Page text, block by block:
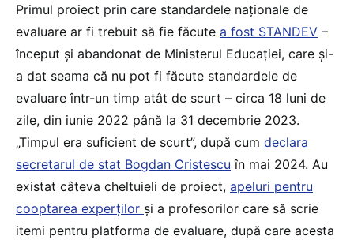
Primul proiect prin care standardele naționale de
evaluare ar fi trebuit să fie făcute a fost STANDEV –
început și abandonat de Ministerul Educației, care și-
a dat seama că nu pot fi făcute standardele de
evaluare într-un timp atât de scurt – circa 18 luni de
zile, din iunie 2022 până la 31 decembrie 2023.
„Timpul era suficient de scurt”, după cum declara
secretarul de stat Bogdan Cristescu în mai 2024. Au
existat câteva cheltuieli de proiect, apeluri pentru
cooptarea experților și a profesorilor care să scrie
itemi pentru platforma de evaluare, după care acesta